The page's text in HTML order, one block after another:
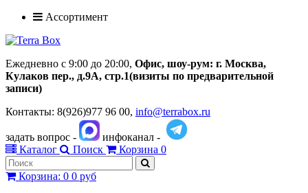
Ассортимент
Ежедневно с 9:00 до 20:00, Офис, шоу-рум: г. Москва,
Кулаков пер., д.9А, стр.1(визиты по предварительной
записи)
Контакты: 8(926)977 96 00, info@terrabox.ru
задать вопрос -
инфоканал -
Каталог
Поиск Корзина 0
Корзина: 0 0 руб